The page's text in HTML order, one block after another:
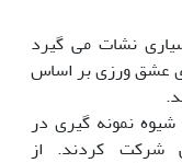
نشات می گیرد
عشق ورزی بر اساس
به شیوه نمونه گیری در
شرکت کردند. از